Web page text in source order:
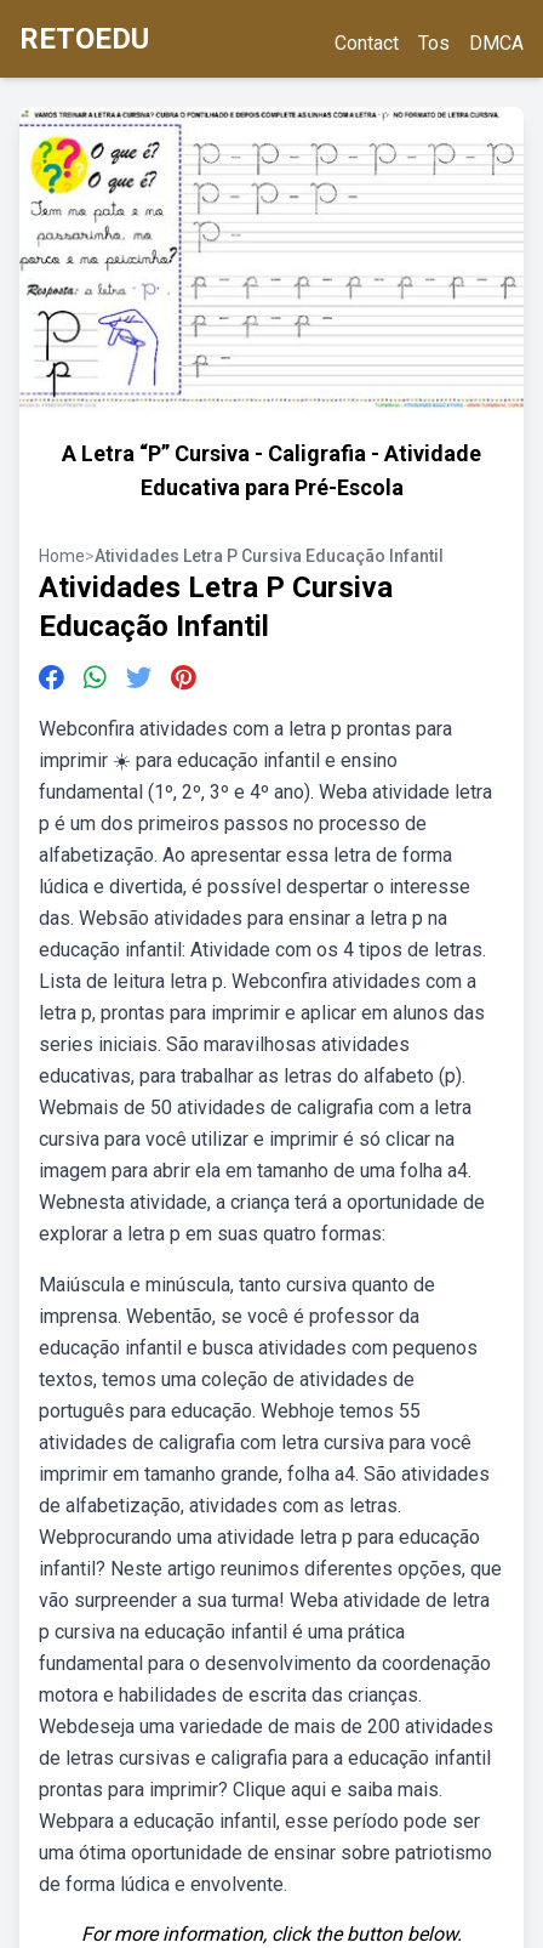
RETOEDU Contact Tos DMCA
A Letra “P” Cursiva - Caligrafia - Atividade
Educativa para Pré-Escola
Home>Atividades Letra P Cursiva Educação Infantil
Atividades Letra P Cursiva
Educação Infantil
Webconfira atividades com a letra p prontas para
imprimir ☀️ para educação infantil e ensino
fundamental (1º, 2º, 3º e 4º ano). Weba atividade letra
p é um dos primeiros passos no processo de
alfabetização. Ao apresentar essa letra de forma
lúdica e divertida, é possível despertar o interesse
das. Websão atividades para ensinar a letra p na
educação infantil: Atividade com os 4 tipos de letras.
Lista de leitura letra p. Webconfira atividades com a
letra p, prontas para imprimir e aplicar em alunos das
series iniciais. São maravilhosas atividades
educativas, para trabalhar as letras do alfabeto (p).
Webmais de 50 atividades de caligrafia com a letra
cursiva para você utilizar e imprimir é só clicar na
imagem para abrir ela em tamanho de uma folha a4.
Webnesta atividade, a criança terá a oportunidade de
explorar a letra p em suas quatro formas:
Maiúscula e minúscula, tanto cursiva quanto de
imprensa. Webentão, se você é professor da
educação infantil e busca atividades com pequenos
textos, temos uma coleção de atividades de
português para educação. Webhoje temos 55
atividades de caligrafia com letra cursiva para você
imprimir em tamanho grande, folha a4. São atividades
de alfabetização, atividades com as letras.
Webprocurando uma atividade letra p para educação
infantil? Neste artigo reunimos diferentes opções, que
vão surpreender a sua turma! Weba atividade de letra
p cursiva na educação infantil é uma prática
fundamental para o desenvolvimento da coordenação
motora e habilidades de escrita das crianças.
Webdeseja uma variedade de mais de 200 atividades
de letras cursivas e caligrafia para a educação infantil
prontas para imprimir? Clique aqui e saiba mais.
Webpara a educação infantil, esse período pode ser
uma ótima oportunidade de ensinar sobre patriotismo
de forma lúdica e envolvente.
For more information, click the button below.